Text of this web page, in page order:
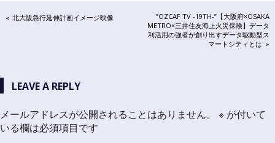
投
ビ
ゲ
ー
PREVIOUS
北大阪急行延伸計画イメージ映像
NEXT
POST:
”OZCAF TV -19TH-”【大阪府×OSAKA
METRO×三井住友海上火災保険】データ
利活用の強者が創り出すデータ駆動型ス
マートシティとは
LEAVE A REPLY
メールアドレスが公開されることはありません。 ※が付いて
いる欄は必須項目です